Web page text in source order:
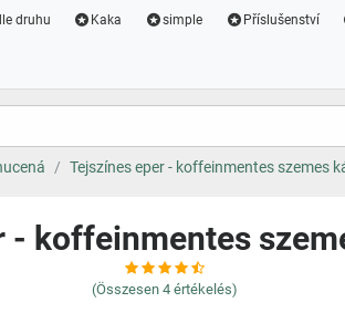
druhu Kaka simple Příslušenství
Tejszínes eper - koffeinmentes szemes
- koffeinmentes
(Összesen 4 értékelés)